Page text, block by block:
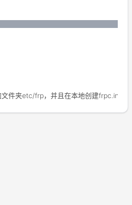
文件夹etc/frp，并且在本地创建frpc.ini文